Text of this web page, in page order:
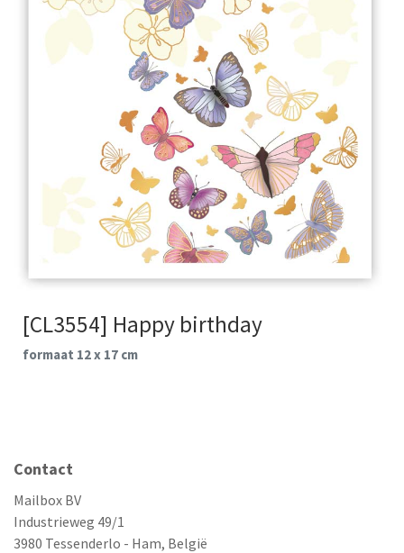
[CL3554] Happy birthday
formaat 12 x 17 cm
Contact
Mailbox BV
Industrieweg 49/1
3980 Tessenderlo - Ham, België